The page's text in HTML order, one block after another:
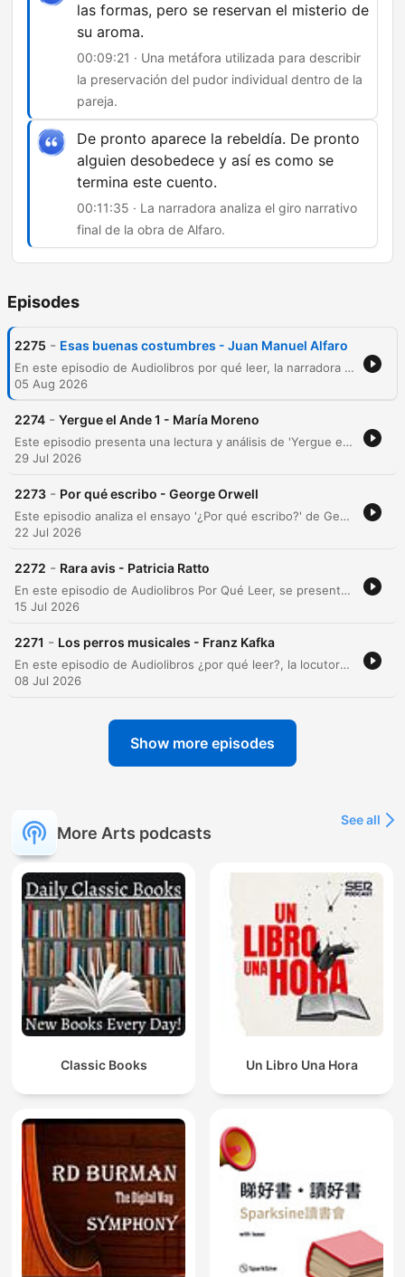
las formas, pero se reservan el misterio de
su aroma.
00:09:21 · Una metáfora utilizada para describir
la preservación del pudor individual dentro de la
pareja.
De pronto aparece la rebeldía. De pronto
alguien desobedece y así es como se
termina este cuento.
00:11:35 · La narradora analiza el giro narrativo
final de la obra de Alfaro.
Episodes
2275 - Esas buenas costumbres - Juan Manuel Alfaro
En este episodio de Audiolibros por qué leer, la narradora Ceci Bona presenta el cuento Esas buenas costumbres del autor entrerriano Juan Manuel Alfaro, perteneciente a su obra La dama con el unicornio. A través de una lectura pausada, se explora la vida de un matrimonio regido por las normas sociales y la importancia de mantener las tradiciones y los deberes hacia los antepasados. La narración profundiza en la tensión entre la estructura moral de un hombre dedicado a las buenas costumbres y la sutil rebeldía de su esposa, Estela. El episodio ofrece una reflexión sobre la memoria, el orden social y la intimidad frente a lo público, destacando la labor de la editorial Oshenden en la difusión de autores de la provincia de Entre Ríos.
05 Aug 2026
2274 - Yergue el Ande 1 - María Moreno
Este episodio presenta una lectura y análisis de 'Yergue el Ande' de María Moreno, obra que relata un viaje mochilero por los Andes junto a su pareja. A través de memorias autobiográficas, se exploran las tensiones de pareja, la convivencia en campamentos y encuentros significativos en Chile. La narración profundiza en las vivencias de viaje, desde la hospitalidad en parroquias hasta incidentes cotidianos que sirven como metáforas de la relación. El episodio concluye con una reflexión sobre la fascinación por los intelectuales viajeros y una invitación a la comunidad para apoyar el proyecto.
29 Jul 2026
2273 - Por qué escribo - George Orwell
Este episodio analiza el ensayo '¿Por qué escribo?' de George Orwell, explorando su contexto editorial desde 1946 y sus memorias sobre la formación de su vocación literaria. A través de un recorrido por los cuatro motivos que impulsan la escritura, se examina la intersección entre el compromiso político del autor y su búsqueda de la excelencia estética. El análisis profundiza en cómo Orwell intenta transformar la escritura política en un arte, abordando la inevitabilidad del sesgo ideológico y la importancia de la claridad en la prosa. El episodio concluye con detalles sobre la edición del texto y los créditos de producción.
22 Jul 2026
2272 - Rara avis - Patricia Ratto
En este episodio de Audiolibros Por Qué Leer, se presenta la lectura del cuento Rara Abis, de la autora Patricia Rato, perteneciente a la antología Faunas. La narrativa explora el encuentro fortuito de un hombre con un ser herido que cae del cielo, desencadenando una transformación en su vida y una conexión profunda con lo inesperado. La locución acompaña la lectura con reflexiones sobre la técnica narrativa de Rato y comparte detalles sobre la inspiración real detrás de la obra, basada en una anécdot de la autora. El episodio ofrece una experiencia inmersiva que transita entre lo cotidiano y lo fantástico.
15 Jul 2026
2271 - Los perros musicales - Franz Kafka
En este episodio de Audiolibros ¿por qué leer?, la locutora Ceci Bona presenta una lectura de Los perros musicales, un fragmento de la obra inconclusa Investigaciones de un perro de Franz Kafka. El relato, recuperado de la revista argentina Disco de 1945, ofrece una perspectiva narrativa única desde el punto de vista de un perro cachorro que presencia una asombrosa y perturbadora exhibición musical realizada por un grupo de siete canes. La narradora comparte además el proceso de hallazgo del texto a través del Archivo Histórico de Revistas Argentinas, destacando la riqueza de este material inédito y la experiencia sensorial de la lectura. El episodio concluye con una breve reflexión sobre la interpretación del texto y los detalles de producción del podcast.
08 Jul 2026
Show more episodes
More Arts podcasts
See all
Classic Books Un Libro Una Hora